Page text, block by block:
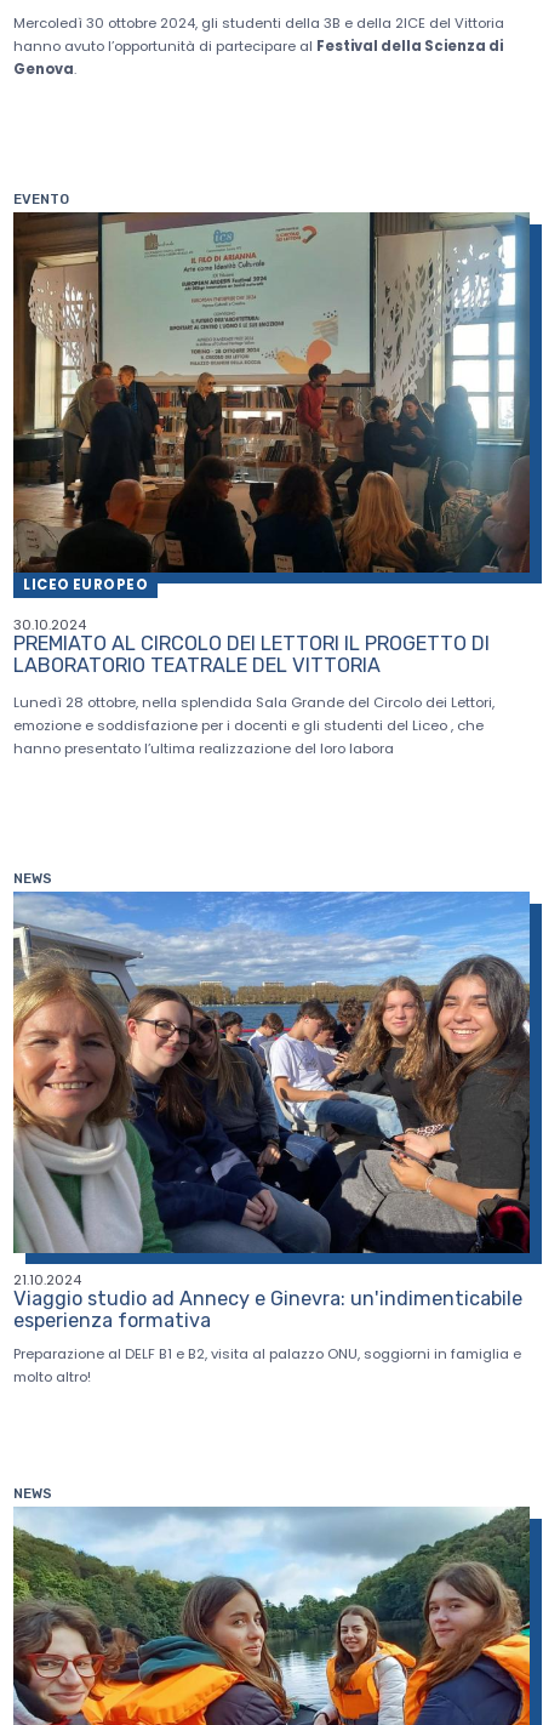
Mercoledì 30 ottobre 2024, gli studenti della 3B e della 2ICE del Vittoria
hanno avuto l’opportunità di partecipare al Festival della Scienza di
Genova.
EVENTO
LICEO EUROPEO
30.10.2024
PREMIATO AL CIRCOLO DEI LETTORI IL PROGETTO DI
LABORATORIO TEATRALE DEL VITTORIA
Lunedì 28 ottobre, nella splendida Sala Grande del Circolo dei Lettori,
emozione e soddisfazione per i docenti e gli studenti del Liceo , che
hanno presentato l’ultima realizzazione del loro labora
NEWS
21.10.2024
Viaggio studio ad Annecy e Ginevra: un'indimenticabile
esperienza formativa
Preparazione al DELF B1 e B2, visita al palazzo ONU, soggiorni in famiglia e
molto altro!
NEWS